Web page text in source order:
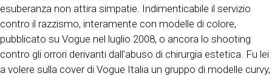
esuberanza non attira simpatie. Indimenticabile il servizio
contro il razzismo, interamente con modelle di colore,
pubblicato su Vogue nel luglio 2008, o ancora lo shooting
contro gli orrori derivanti dall’abuso di chirurgia estetica. Fu lei
a volere sulla cover di Vogue Italia un gruppo di modelle curvy,